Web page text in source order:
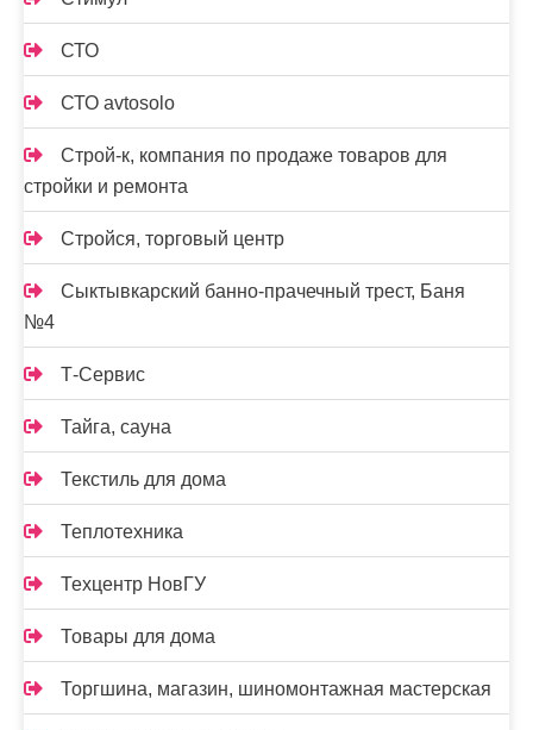
СТО
СТО avtosolo
Строй-к, компания по продаже товаров для
стройки и ремонта
Стройся, торговый центр
Сыктывкарский банно-прачечный трест, Баня
№4
Т-Сервис
Тайга, сауна
Текстиль для дома
Теплотехника
Техцентр НовГУ
Товары для дома
Торгшина, магазин, шиномонтажная мастерская